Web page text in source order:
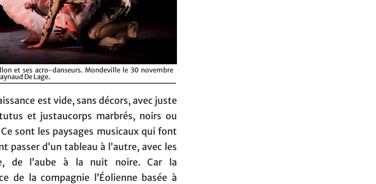
et ses acro-danseurs. Mondeville le 30 novembre
De Lage.
est vide, sans décors, avec juste
et justaucorps marbrés, noirs ou
sont les paysages musicaux qui font
passer d’un tableau à l’autre, avec les
de l’aube à la nuit noire. Car la
de la compagnie l’Éolienne basée à